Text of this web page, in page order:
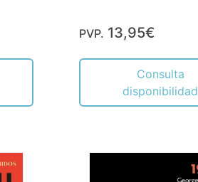
PVP. 13,95€
Consulta
disponibilidad